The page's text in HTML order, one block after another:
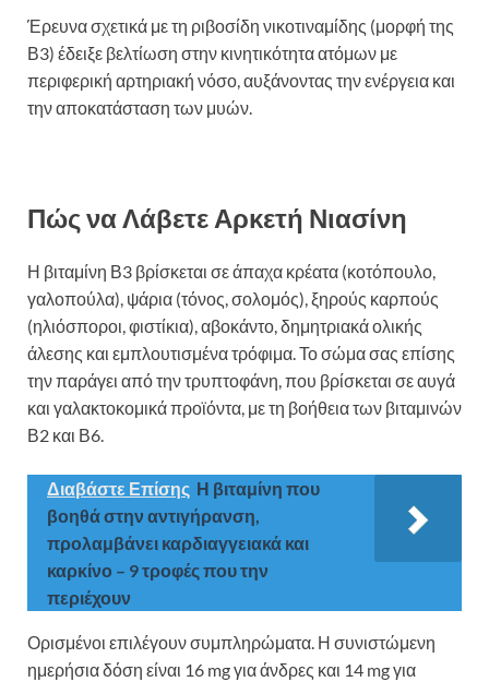
Έρευνα σχετικά με τη ριβοσίδη νικοτιναμίδης (μορφή της
Β3) έδειξε βελτίωση στην κινητικότητα ατόμων με
περιφερική αρτηριακή νόσο, αυξάνοντας την ενέργεια και
την αποκατάσταση των μυών.
Πώς να Λάβετε Αρκετή Νιασίνη
Η βιταμίνη Β3 βρίσκεται σε άπαχα κρέατα (κοτόπουλο,
γαλοπούλα), ψάρια (τόνος, σολομός), ξηρούς καρπούς
(ηλιόσποροι, φιστίκια), αβοκάντο, δημητριακά ολικής
άλεσης και εμπλουτισμένα τρόφιμα. Το σώμα σας επίσης
την παράγει από την τρυπτοφάνη, που βρίσκεται σε αυγά
και γαλακτοκομικά προϊόντα, με τη βοήθεια των βιταμινών
Β2 και Β6.
Διαβάστε Επίσης Η βιταμίνη που
βοηθά στην αντιγήρανση,
προλαμβάνει καρδιαγγειακά και
καρκίνο – 9 τροφές που την
περιέχουν
Ορισμένοι επιλέγουν συμπληρώματα. Η συνιστώμενη
ημερήσια δόση είναι 16 mg για άνδρες και 14 mg για